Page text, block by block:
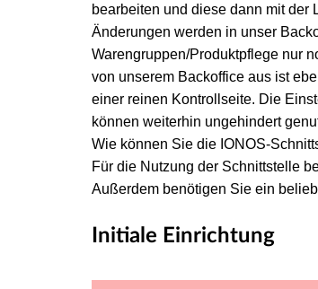
bearbeiten und diese dann mit der
Änderungen werden in unser
Warengruppen/Produktpflege nur
von unserem Backoffice aus ist
einer reinen Kontrollseite. Die
können weiterhin ungehindert
Wie können Sie die IONOS-
Für die Nutzung der Schnittstelle
Außerdem benötigen Sie ein
Initiale Einrichtung